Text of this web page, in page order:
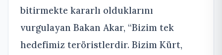
bitirmekte kararlı olduklarını
vurgulayan Bakan Akar, “Bizim tek
hedefimiz teröristlerdir. Bizim Kürt,